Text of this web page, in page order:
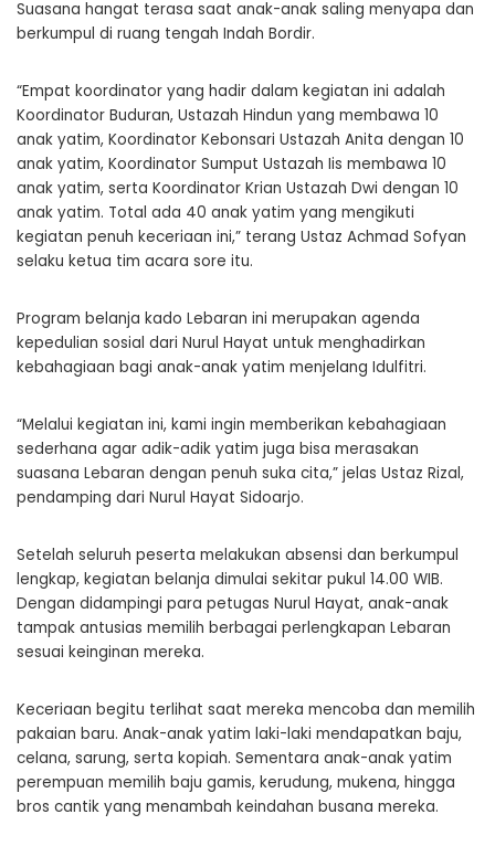
Suasana hangat terasa saat anak-anak saling menyapa dan
berkumpul di ruang tengah Indah Bordir.
“Empat koordinator yang hadir dalam kegiatan ini adalah
Koordinator Buduran, Ustazah Hindun yang membawa 10
anak yatim, Koordinator Kebonsari Ustazah Anita dengan 10
anak yatim, Koordinator Sumput Ustazah Iis membawa 10
anak yatim, serta Koordinator Krian Ustazah Dwi dengan 10
anak yatim. Total ada 40 anak yatim yang mengikuti
kegiatan penuh keceriaan ini,” terang Ustaz Achmad Sofyan
selaku ketua tim acara sore itu.
Program belanja kado Lebaran ini merupakan agenda
kepedulian sosial dari Nurul Hayat untuk menghadirkan
kebahagiaan bagi anak-anak yatim menjelang Idulfitri.
“Melalui kegiatan ini, kami ingin memberikan kebahagiaan
sederhana agar adik-adik yatim juga bisa merasakan
suasana Lebaran dengan penuh suka cita,” jelas Ustaz Rizal,
pendamping dari Nurul Hayat Sidoarjo.
Setelah seluruh peserta melakukan absensi dan berkumpul
lengkap, kegiatan belanja dimulai sekitar pukul 14.00 WIB.
Dengan didampingi para petugas Nurul Hayat, anak-anak
tampak antusias memilih berbagai perlengkapan Lebaran
sesuai keinginan mereka.
Keceriaan begitu terlihat saat mereka mencoba dan memilih
pakaian baru. Anak-anak yatim laki-laki mendapatkan baju,
celana, sarung, serta kopiah. Sementara anak-anak yatim
perempuan memilih baju gamis, kerudung, mukena, hingga
bros cantik yang menambah keindahan busana mereka.